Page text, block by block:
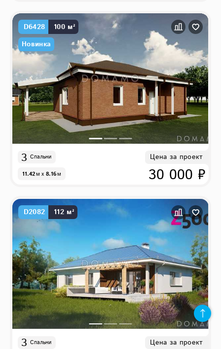
D6428
100 м²
Новинка
3 Спальни
11.42м x 8.16м
Цена за проект
30 000 ₽
D2082 112 м²
3 Спальни Цена за проект